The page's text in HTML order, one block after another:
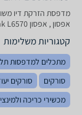
אפסון , אפסון EcoTank L6570‎
קטגוריות משלימות
מתכלים למדפסות
סורקים
סורקים
מכשירי כריכה